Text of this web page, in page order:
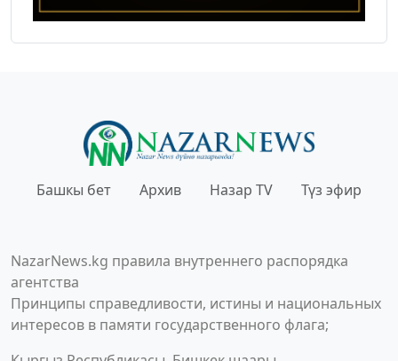
Башкы бет Архив Назар TV Түз эфир
NazarNews.kg правила внутреннего распорядка
агентства
Принципы справедливости, истины и национальных
интересов в памяти государственного флага;